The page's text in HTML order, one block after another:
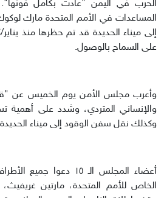
الحرب في اليمن "عادت بكامل
المساعدات في الأمم المتحدة مارك
إلى ميناء الحديدة قد تم حظرها منذ
على السماح بالوصول.
وأعرب مجلس الأمن يوم الخميس عن
والإنساني المتردي، وشدد على أهمية
وكذلك نقل سفن الوقود إلى ميناء
أعضاء المجلس الـ ١٥
الخاص للأمم المتحدة، مارتين